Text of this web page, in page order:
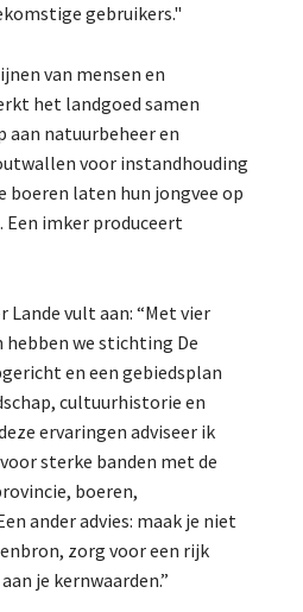
gebruikers."
van mensen en
het landgoed samen
aan natuurbeheer en
voor instandhouding
boeren laten hun jongvee op
Een imker produceert
Lande vult aan: “Met vier
we stichting De
en een gebiedsplan
cultuurhistorie en
ervaringen adviseer ik
sterke banden met de
boeren,
ander advies: maak je niet
zorg voor een rijk
je kernwaarden.”